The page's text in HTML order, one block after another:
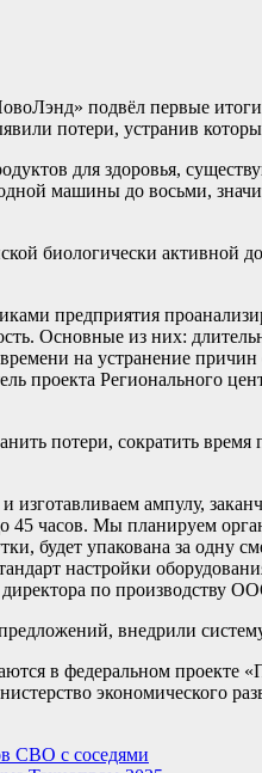
подвёл первые
потери, устранив
для здоровья,
машины до восьми,
биологически активной
предприятия
Основные из них:
на устранение
проекта Регионального
потери, сократить
изготавливаем ампулу,
часов. Мы планируем
будет упакована за одну
настройки
по производству
внедрили
в федеральном проекте
экономического
СВО с соседями